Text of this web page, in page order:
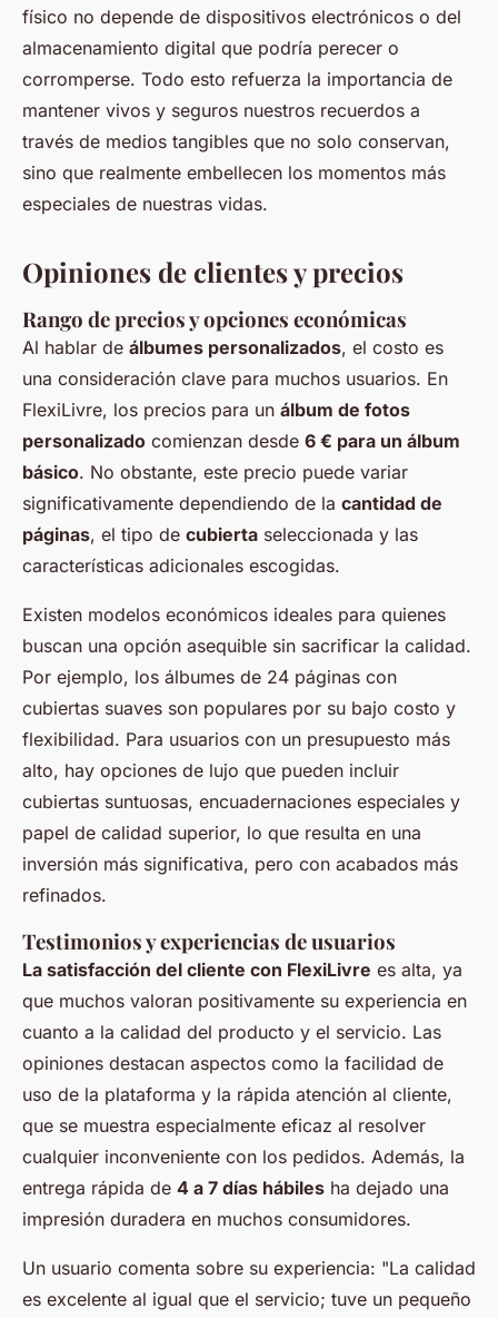
físico no depende de dispositivos electrónicos o del
almacenamiento digital que podría perecer o
corromperse. Todo esto refuerza la importancia de
mantener vivos y seguros nuestros recuerdos a
través de medios tangibles que no solo conservan,
sino que realmente embellecen los momentos más
especiales de nuestras vidas.
Opiniones de clientes y precios
Rango de precios y opciones económicas
Al hablar de álbumes personalizados, el costo es
una consideración clave para muchos usuarios. En
FlexiLivre, los precios para un álbum de fotos
personalizado comienzan desde 6 € para un álbum
básico. No obstante, este precio puede variar
significativamente dependiendo de la cantidad de
páginas, el tipo de cubierta seleccionada y las
características adicionales escogidas.
Existen modelos económicos ideales para quienes
buscan una opción asequible sin sacrificar la calidad.
Por ejemplo, los álbumes de 24 páginas con
cubiertas suaves son populares por su bajo costo y
flexibilidad. Para usuarios con un presupuesto más
alto, hay opciones de lujo que pueden incluir
cubiertas suntuosas, encuadernaciones especiales y
papel de calidad superior, lo que resulta en una
inversión más significativa, pero con acabados más
refinados.
Testimonios y experiencias de usuarios
La satisfacción del cliente con FlexiLivre es alta, ya
que muchos valoran positivamente su experiencia en
cuanto a la calidad del producto y el servicio. Las
opiniones destacan aspectos como la facilidad de
uso de la plataforma y la rápida atención al cliente,
que se muestra especialmente eficaz al resolver
cualquier inconveniente con los pedidos. Además, la
entrega rápida de 4 a 7 días hábiles ha dejado una
impresión duradera en muchos consumidores.
Un usuario comenta sobre su experiencia: "La calidad
es excelente al igual que el servicio; tuve un pequeño